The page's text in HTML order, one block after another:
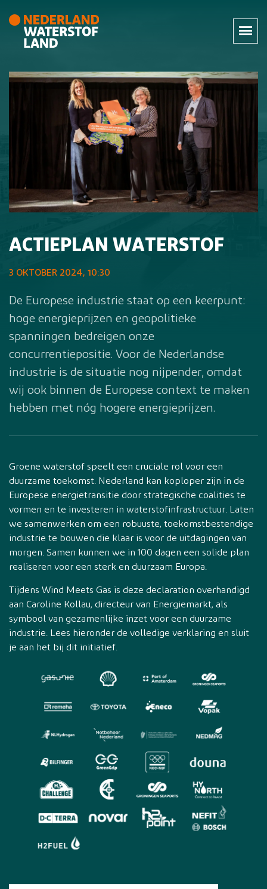
ACTIEPLAN WATERSTOF
3 OKTOBER 2024, 10:30
De Europese industrie staat op een keerpunt:
hoge energieprijzen en geopolitieke
spanningen bedreigen onze
concurrentiepositie. Voor de Nederlandse
industrie is de situatie nog nijpender, omdat
wij ook binnen de Europese context te maken
hebben met nóg hogere energieprijzen.
Groene waterstof speelt een cruciale rol voor een
duurzame toekomst. Nederland kan koploper zijn in de
Europese energietransitie door strategische coalities te
vormen en te investeren in waterstofinfrastructuur. Laten
we samenwerken om een robuuste, toekomstbestendige
industrie te bouwen die klaar is voor de uitdagingen van
morgen. Samen kunnen we in 100 dagen een solide plan
realiseren voor een sterk en duurzaam Europa.
Tijdens Wind Meets Gas is deze declaration overhandigd
aan Caroline Kollau, directeur van Energiemarkt, als
symbool van gezamenlijke inzet voor een duurzame
industrie. Lees hieronder de volledige verklaring en sluit
je aan het bij dit initiatief.